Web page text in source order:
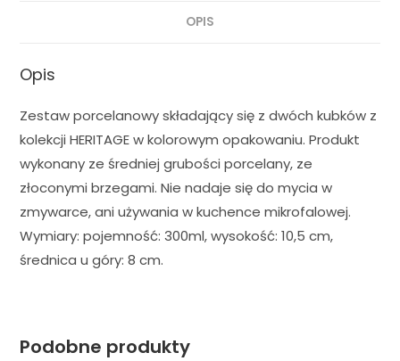
OPIS
Opis
Zestaw porcelanowy składający się z dwóch kubków z
kolekcji HERITAGE w kolorowym opakowaniu. Produkt
wykonany ze średniej grubości porcelany, ze
złoconymi brzegami. Nie nadaje się do mycia w
zmywarce, ani używania w kuchence mikrofalowej.
Wymiary: pojemność: 300ml, wysokość: 10,5 cm,
średnica u góry: 8 cm.
Podobne produkty